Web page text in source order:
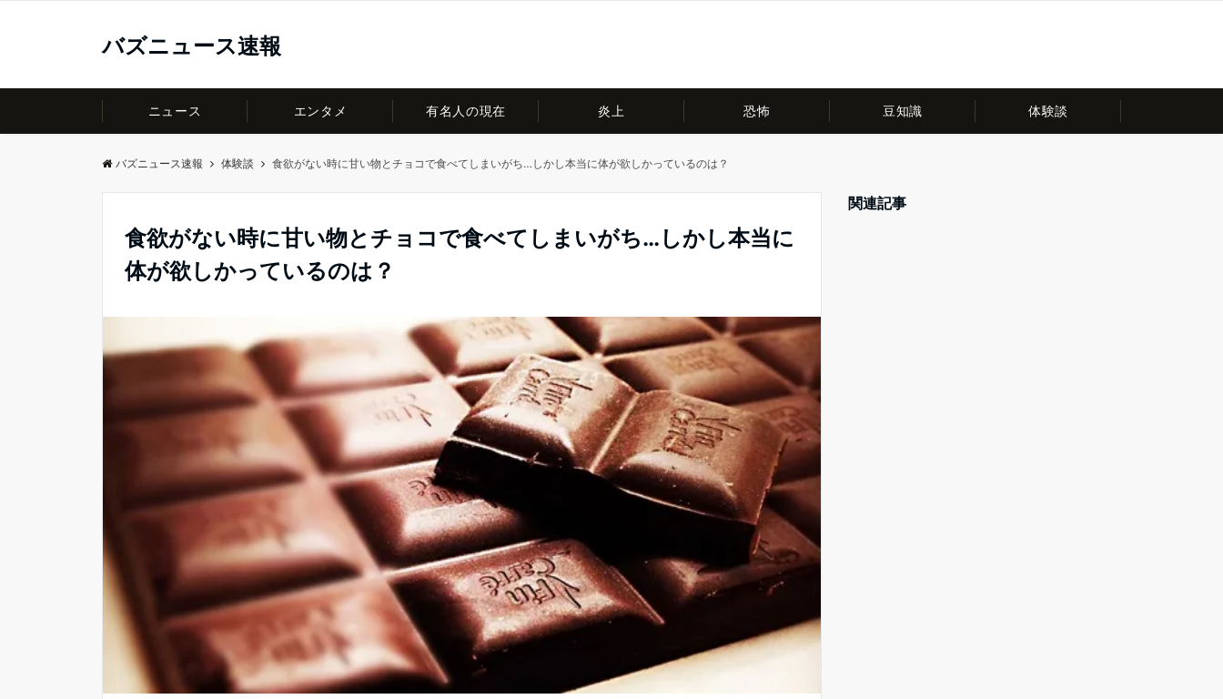
バズニュース速報
ニュース エンタメ 有名人の現在 炎上 恐怖 豆知識 体験談
バズニュース速報 体験談 食欲がない時に甘い物とチョコで食べてしまいがち…しかし本当に体が欲しかっているのは？
食欲がない時に甘い物とチョコで食べてしまいがち…しかし本当に
体が欲しかっているのは？
関連記事